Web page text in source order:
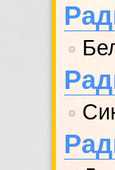
•
•